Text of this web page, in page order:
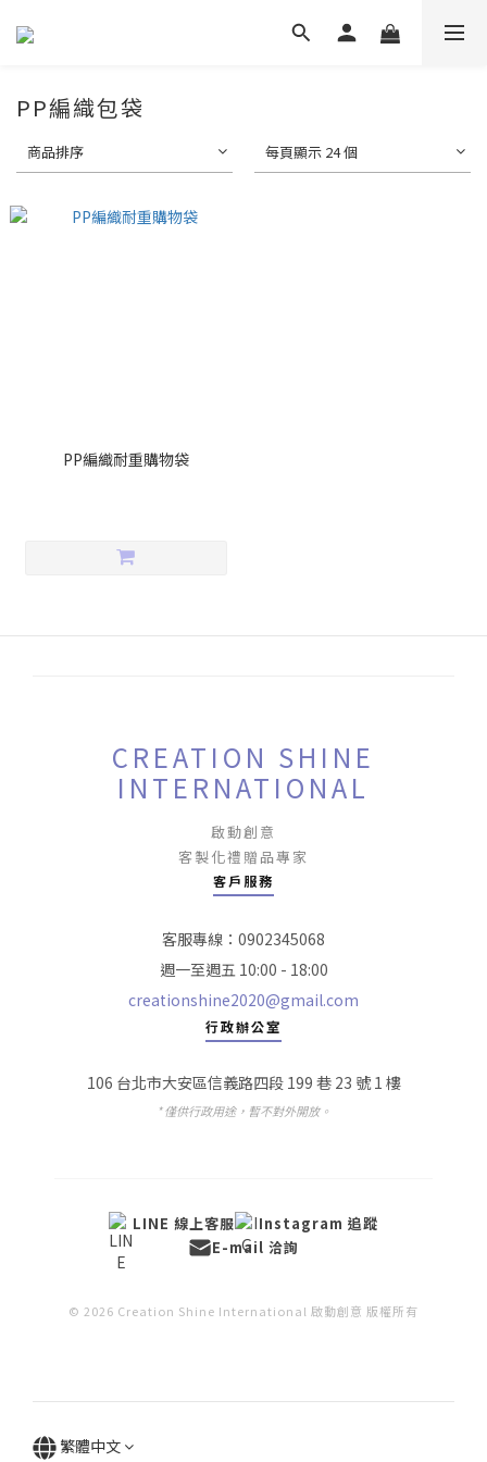
PP編織包袋
商品排序 每頁顯示 24 個
PP編織耐重購物袋
CREATION SHINE
INTERNATIONAL
啟動創意
客製化禮贈品專家
客戶服務
客服專線：0902345068
週一至週五 10:00 - 18:00
creationshine2020@gmail.com
行政辦公室
106 台北市大安區信義路四段 199 巷 23 號 1 樓
* 僅供行政用途，暫不對外開放。
LINE 線上客服
Instagram 追蹤
E-mail 洽詢
© 2026 Creation Shine International 啟動創意 版權所有
繁體中文